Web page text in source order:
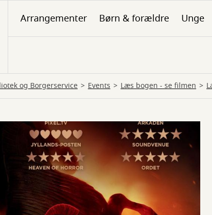
Arrangementer Børn & forældre Unge
og Borgerservice Events Læs bogen - se filmen